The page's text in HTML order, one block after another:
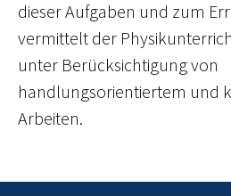
dieser Aufgaben und zum
vermittelt der
unter Berücksichtigung von
handlungsorientiertem und
Arbeiten.